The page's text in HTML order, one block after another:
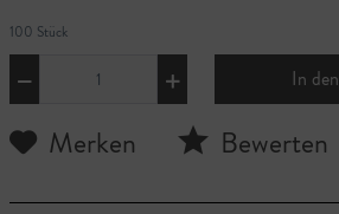
100 Stück
In den
Merken Bewerten